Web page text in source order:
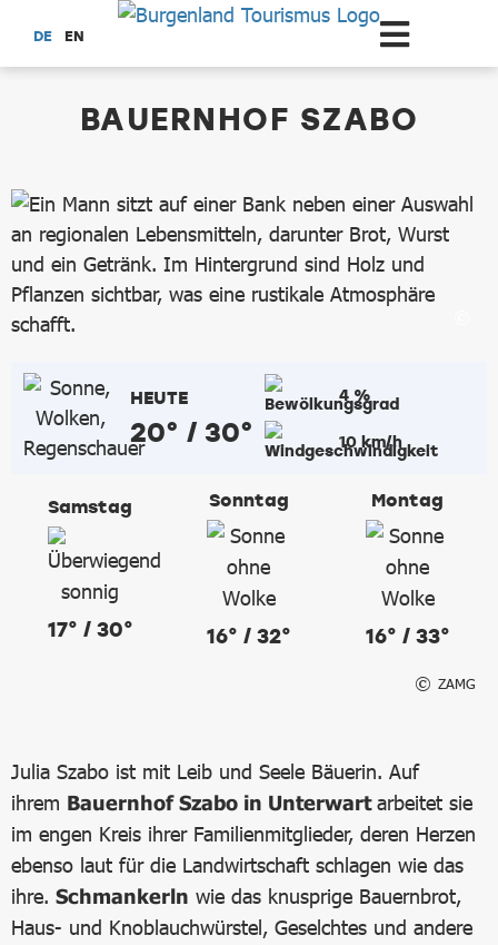
Zum Hauptinhalt springen
DE EN
BAUERNHOF SZABO
HEUTE
20° / 30°
4 %
10 km/h
Samstag
17° / 30°
Sonntag
16° / 32°
Montag
16° / 33°
ZAMG
Julia Szabo ist mit Leib und Seele Bäuerin. Auf
ihrem Bauernhof Szabo in Unterwartarbeitet sie
im engen Kreis ihrer Familienmitglieder, deren Herzen
ebenso laut für die Landwirtschaft schlagen wie das
ihre. Schmankerln wie das knusprige Bauernbrot,
Haus- und Knoblauchwürstel, Geselchtes und andere